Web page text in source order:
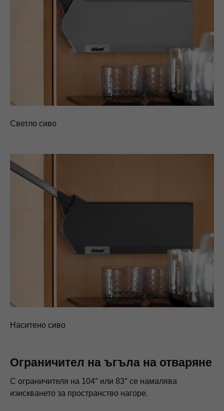
Светло сиво
Наситено сиво
Ограничител на ъгъла на отваряне
С ограничителя на 104° или 83° се намалява
изискването за пространство нагоре.